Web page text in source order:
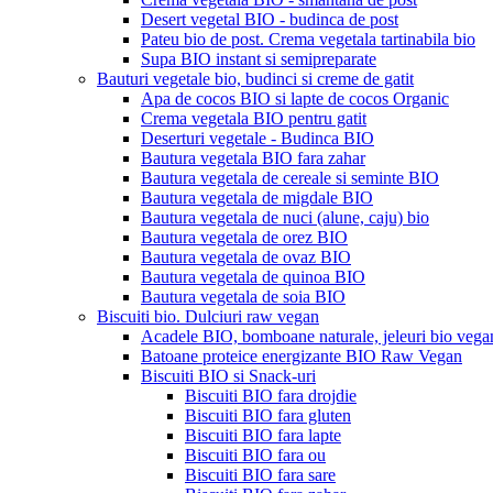
Desert vegetal BIO - budinca de post
Pateu bio de post. Crema vegetala tartinabila bio
Supa BIO instant si semipreparate
Bauturi vegetale bio, budinci si creme de gatit
Apa de cocos BIO si lapte de cocos Organic
Crema vegetala BIO pentru gatit
Deserturi vegetale - Budinca BIO
Bautura vegetala BIO fara zahar
Bautura vegetala de cereale si seminte BIO
Bautura vegetala de migdale BIO
Bautura vegetala de nuci (alune, caju) bio
Bautura vegetala de orez BIO
Bautura vegetala de ovaz BIO
Bautura vegetala de quinoa BIO
Bautura vegetala de soia BIO
Biscuiti bio. Dulciuri raw vegan
Acadele BIO, bomboane naturale, jeleuri bio
Batoane proteice energizante BIO Raw Vegan
Biscuiti BIO si Snack-uri
Biscuiti BIO fara drojdie
Biscuiti BIO fara gluten
Biscuiti BIO fara lapte
Biscuiti BIO fara ou
Biscuiti BIO fara sare